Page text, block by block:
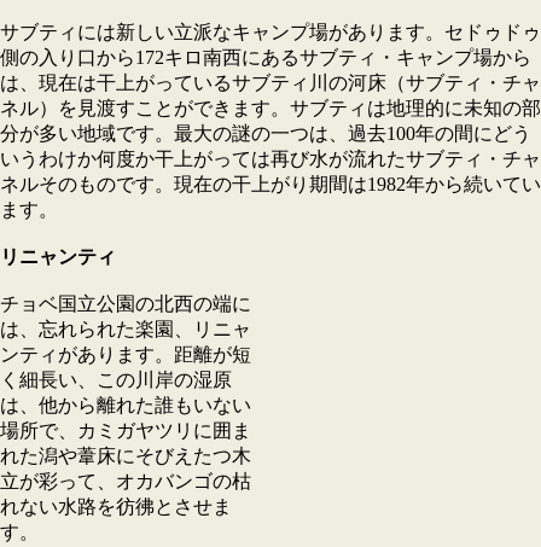
サブティには新しい立派なキャンプ場があります。セドゥドゥ
側の入り口から172キロ南西にあるサブティ・キャンプ場から
は、現在は干上がっているサブティ川の河床（サブティ・チャ
ネル）を見渡すことができます。サブティは地理的に未知の部
分が多い地域です。最大の謎の一つは、過去100年の間にどう
いうわけか何度か干上がっては再び水が流れたサブティ・チャ
ネルそのものです。現在の干上がり期間は1982年から続いてい
ます。
リニャンティ
チョベ国立公園の北西の端に
は、忘れられた楽園、リニャ
ンティがあります。距離が短
く細長い、この川岸の湿原
は、他から離れた誰もいない
場所で、カミガヤツリに囲ま
れた潟や葦床にそびえたつ木
立が彩って、オカバンゴの枯
れない水路を彷彿とさせま
す。